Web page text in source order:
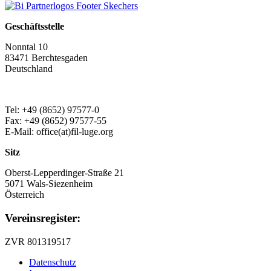
Geschäftsstelle
Nonntal 10
83471 Berchtesgaden
Deutschland
Tel: +49 (8652) 97577-0
Fax: +49 (8652) 97577-55
E-Mail: office(at)fil-luge.org
Sitz
Oberst-Lepperdinger-Straße 21
5071 Wals-Siezenheim
Österreich
Vereinsregister:
ZVR 801319517
Datenschutz